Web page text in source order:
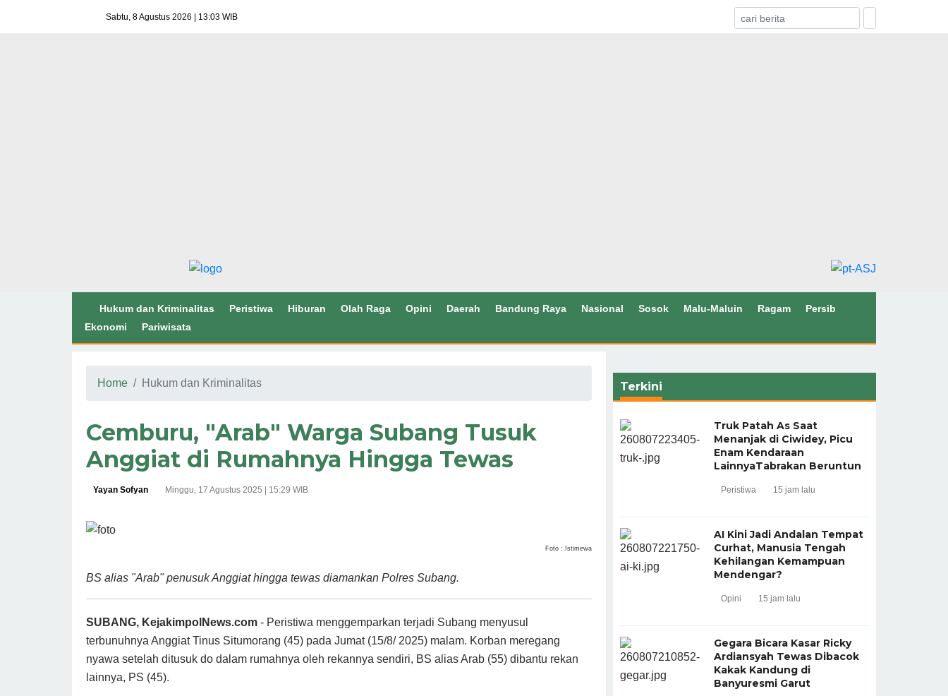
Sabtu, 8 Agustus 2026 | 13:03 WIB
Hukum dan Kriminalitas Peristiwa Hiburan Olah Raga Opini Daerah Bandung Raya Nasional Sosok Malu-Maluin Ragam
Persib
Ekonomi
Pariwisata
Home Hukum dan Kriminalitas
Cemburu, "Arab" Warga Subang Tusuk
Anggiat di Rumahnya Hingga Tewas
Yayan Sofyan Minggu, 17 Agustus 2025 | 15:29 WIB
Foto : Istimewa
BS alias "Arab" penusuk Anggiat hingga tewas diamankan Polres Subang.
SUBANG, KejakimpolNews.com - Peristiwa menggemparkan terjadi Subang menyusul
terbunuhnya Anggiat Tinus Situmorang (45) pada Jumat (15/8/ 2025) malam. Korban meregang
nyawa setelah ditusuk do dalam rumahnya oleh rekannya sendiri, BS alias Arab (55) dibantu rekan
lainnya, PS (45).
Terkini
Truk Patah As Saat
Menanjak di Ciwidey, Picu
Enam Kendaraan
LainnyaTabrakan Beruntun
Peristiwa 15 jam lalu
AI Kini Jadi Andalan Tempat
Curhat, Manusia Tengah
Kehilangan Kemampuan
Mendengar?
Opini 15 jam lalu
Gegara Bicara Kasar Ricky
Ardiansyah Tewas Dibacok
Kakak Kandung di
Banyuresmi Garut